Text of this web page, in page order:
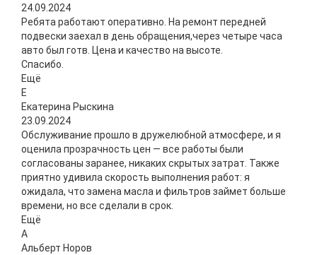
24.09.2024
Ребята работают оперативно. На ремонт передней
подвески заехал в день обращения,через четыре часа
авто был готв. Цена и качество на высоте.
Спасибо.
Ещё
Е
Екатерина Рыскина
23.09.2024
Обслуживание прошло в дружелюбной атмосфере, и я
оценила прозрачность цен — все работы были
согласованы заранее, никаких скрытых затрат. Также
приятно удивила скорость выполнения работ: я
ожидала, что замена масла и фильтров займет больше
времени, но все сделали в срок.
Ещё
А
Альберт Норов